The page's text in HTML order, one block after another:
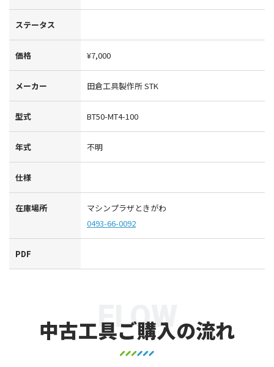
ステータス
価格 ¥7,000
メーカー 田倉工具製作所 STK
型式 BT50-MT4-100
年式 不明
仕様
在庫場所
マシンプラザときがわ
0493-66-0092
PDF
中古工具ご購入の流れ
FLOW